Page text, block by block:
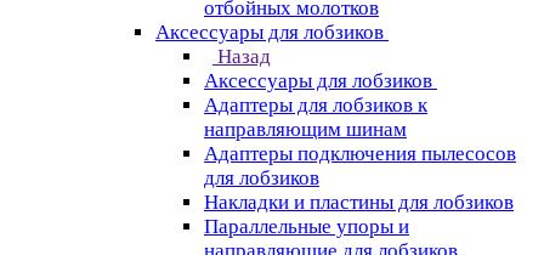
отбойных молотков
Аксессуары для лобзиков
Назад
Аксессуары для лобзиков
Адаптеры для лобзиков к
направляющим шинам
Адаптеры подключения пылесосов
для лобзиков
Накладки и пластины для лобзиков
Параллельные упоры и